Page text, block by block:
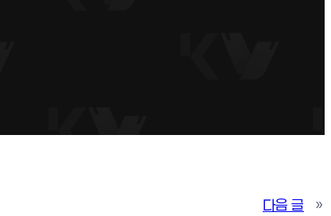
다음 글 »